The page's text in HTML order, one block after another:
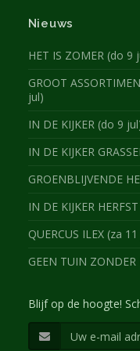
Nieuws
HET IS ZOMER (do 9
GROOT
jul)
IN DE KIJKER (do 9
IN DE KIJKER
GROENBLIJVENDE
IN DE KIJKER
QUERCUS ILEX (za
GEEN TUIN
Blijf op de hoogte!